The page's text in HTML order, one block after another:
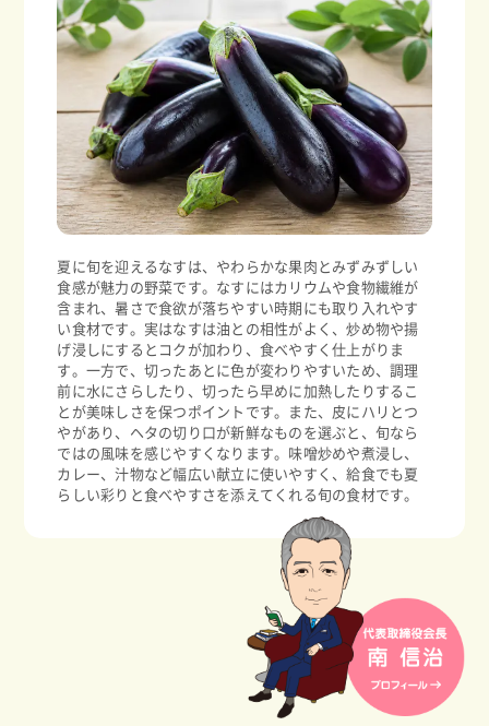
夏に旬を迎えるなすは、やわらかな果肉とみずみずしい
食感が魅力の野菜です。なすにはカリウムや食物繊維が
含まれ、暑さで食欲が落ちやすい時期にも取り入れやす
い食材です。実はなすは油との相性がよく、炒め物や揚
げ浸しにするとコクが加わり、食べやすく仕上がりま
す。一方で、切ったあとに色が変わりやすいため、調理
前に水にさらしたり、切ったら早めに加熱したりするこ
とが美味しさを保つポイントです。また、皮にハリとつ
やがあり、ヘタの切り口が新鮮なものを選ぶと、旬なら
ではの風味を感じやすくなります。味噌炒めや煮浸し、
カレー、汁物など幅広い献立に使いやすく、給食でも夏
らしい彩りと食べやすさを添えてくれる旬の食材です。